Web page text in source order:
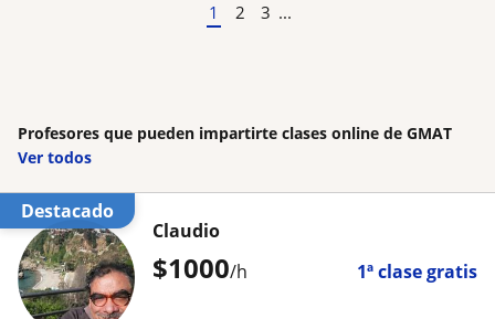
1 2 3 ...
Profesores que pueden impartirte clases online de GMAT
Ver todos
Destacado
$1000/h 1ª clase gratis
Claudio